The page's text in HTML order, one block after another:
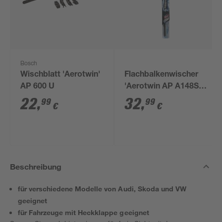
Bosch
Wischblatt 'Aerotwin'
AP 600 U
22,99 €
Flachbalkenwischer
'Aerotwin AP A148S' 2
Stück
32,99 €
Beschreibung
für verschiedene Modelle von Audi, Skoda und VW
geeignet
für Fahrzeuge mit Heckklappe geeignet